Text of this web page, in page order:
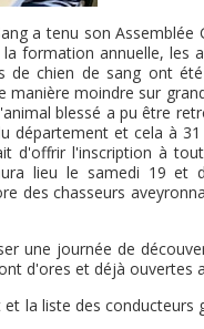
a tenu son
formation annuelle, les
de chien de sang ont
moindre sur
blessé a pu être
et cela à 31
d'offrir l'inscription à
lieu le samedi 19 et
des chasseurs
une journée de
d'ores et déjà ouvertes
la liste des